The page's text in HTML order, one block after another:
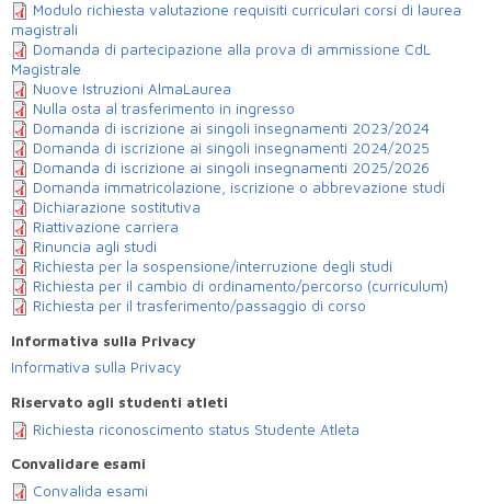
Modulo richiesta valutazione requisiti curriculari corsi di laurea
magistrali
Domanda di partecipazione alla prova di ammissione CdL
Magistrale
Nuove Istruzioni AlmaLaurea
Nulla osta al trasferimento in ingresso
Domanda di iscrizione ai singoli insegnamenti 2023/2024
Domanda di iscrizione ai singoli insegnamenti 2024/2025
Domanda di iscrizione ai singoli insegnamenti 2025/2026
Domanda immatricolazione, iscrizione o abbrevazione studi
Dichiarazione sostitutiva
Riattivazione carriera
Rinuncia agli studi
Richiesta per la sospensione/interruzione degli studi
Richiesta per il cambio di ordinamento/percorso (curriculum)
Richiesta per il trasferimento/passaggio di corso
Informativa sulla Privacy
Informativa sulla Privacy
Riservato agli studenti atleti
Richiesta riconoscimento status Studente Atleta
Convalidare esami
Convalida esami